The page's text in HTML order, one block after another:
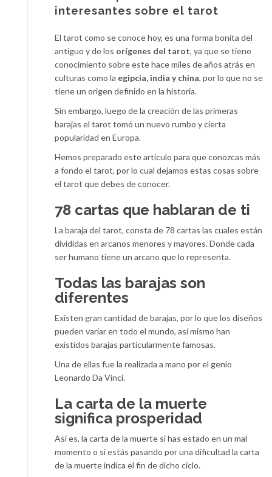
interesantes sobre el tarot
El tarot como se conoce hoy, es una forma bonita del
antiguo y de los orígenes del tarot, ya que se tiene
conocimiento sobre este hace miles de años atrás en
culturas como la egipcia, india y china, por lo que no se
tiene un origen definido en la historia.
Sin embargo, luego de la creación de las primeras
barajas el tarot tomó un nuevo rumbo y cierta
popularidad en Europa.
Hemos preparado este articulo para que conozcas más
a fondo el tarot, por lo cual dejamos estas cosas sobre
el tarot que debes de conocer.
78 cartas que hablaran de ti
La baraja del tarot, consta de 78 cartas las cuales están
divididas en arcanos menores y mayores. Donde cada
ser humano tiene un arcano que lo representa.
Todas las barajas son
diferentes
Existen gran cantidad de barajas, por lo que los diseños
pueden variar en todo el mundo, así mismo han
existidos barajas particularmente famosas.
Una de ellas fue la realizada a mano por el genio
Leonardo Da Vinci.
La carta de la muerte
significa prosperidad
Así es, la carta de la muerte si has estado en un mal
momento o si estás pasando por una dificultad la carta
de la muerte indica el fin de dicho ciclo.